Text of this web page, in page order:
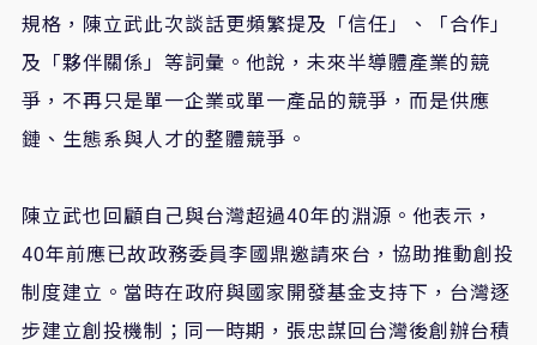
規格，陳立武此次談話更頻繁提及「信任」、「合作」
及「夥伴關係」等詞彙。他說，未來半導體產業的競
爭，不再只是單一企業或單一產品的競爭，而是供應
鏈、生態系與人才的整體競爭。
陳立武也回顧自己與台灣超過40年的淵源。他表示，
40年前應已故政務委員李國鼎邀請來台，協助推動創投
制度建立。當時在政府與國家開發基金支持下，台灣逐
步建立創投機制；同一時期，張忠謀回台灣後創辦台積